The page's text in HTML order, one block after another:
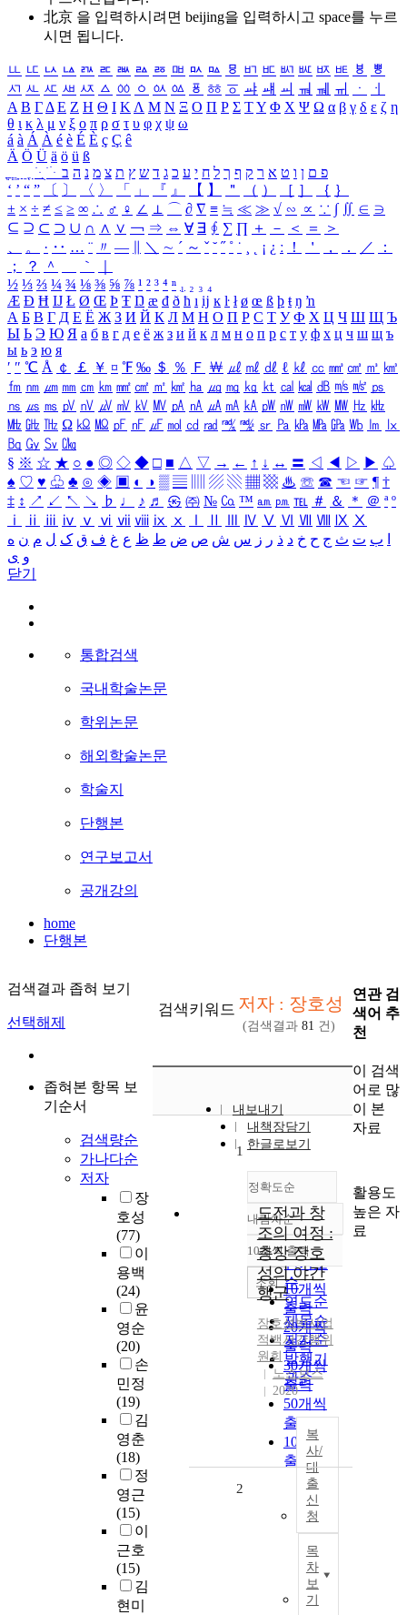
北京 을 입력하시려면 beijing을 입력하시고 space를 누르
시면 됩니다.
ㅥ ㅦ ㅧ ㅨ ㅩ ㅪ ㅫ ㅬ ㅭ ㅮ ㅯ ㅰ ㅱ ㅲ ㅳ ㅴ ㅵ ㅶ ㅷ ㅸ
ㅹ
ㅺ ㅻ ㅼ ㅽ ㅾ ㅿ ㆀ ㆁ ㆂ ㆃ ㆄ ㆅ ㆆ ㆇ ㆈ ㆉ ㆊ ㆋ ㆌ ㆍ
ㆎ
Α Β ΓΔ Ε Ζ Η Θ Ι ΚΛ Μ Ν Ξ Ο Π Ρ Σ ΤΥ Φ Χ Ψ Ω α β γ δ ε ζ η
θ ι κ λ μ ν ξ ο π ρ σ τ υ φ χ ψ ω
á à Á À é è É È ç Ç ê
Ä Ö Ü ä ö ü ß
ִֶֹ ֻּ ׁׂ פ ם ן ו ט א ר ק ף ך ל ח י ע כ ג ד ש ץ ת צ מ נ ה ב
‘ ’ “ ” 〔 〕 〈 〉 「 」 『 』 【 】 ＂ （ ） ［ ］ ｛ ｝
± × ÷ ≠ ≤ ≥ ∞ ∴ ♂ ♀ ∠ ⊥ ⌒ ∂ ∇ ≡ ≒ ≪ ≫ √ ∽ ∝ ∵ ∫ ∬ ∈ ∋
⊆ ⊇ ⊂ ⊃ ∪ ∩ ∧ ∨ ￢ ⇒ ⇔ ∀ ∃ ∮ ∑ ∏ ＋ － ＜ ＝
＞
、
。 · ‥ … ¨ 〃 ― ＼ ∼ ´ ～ ˇ ˘ ˝ ˚ ˙ ¸ ¡ ¿ ː ！ ＇ ， ． ／
：
；
？ ＾ ｀
½ ⅓ ⅔ ¼ ¾ ⅛ ⅜ ⅝ ⅞ ¹ ² ³ ⁴ ⁿ ₁ ₂ ₃ ₄
Æ Ð Ħ Ĳ Ł Ø Œ Þ Ŧ Ŋ æ đ ð ħ ı ĳ ĸ ŀ ł ø œ ß þ ŧ ŋ ŉ
А Б В Г Д Е Ё Ж З И Й К Л М Н О П Р С Т У Ф Х Ц Ч Ш Щ Ъ
Ы Ь Э Ю Я а б в г д е ё ж з и й к л м н о п р с т у ф х ц ч ш щ ъ
ы ь э ю я
′ ″ ℃ Å ￠ ￡ ￥ ¤ ℉ ‰ ＄ ％ Ｆ ￦ ㎕ ㎖ ㎗ ℓ ㎘ ㏄ ㎣ ㎤ ㎥ ㎦
㎙ ㎚ ㎛ ㎜ ㎝ ㎞ ㎟ ㎠ ㎡ ㎢ ㏊ ㎍ ㎎ ㎏ ㏏ ㎈ ㎉ ㏈ ㎧ ㎨ ㎰
㎱ ㎲ ㎳ ㎴ ㎵ ㎶ ㎷ ㎸ ㎹ ㎀ ㎁ ㎂ ㎃ ㎄ ㎺ ㎻ ㎽ ㎾ ㎿ ㎐ ㎑
㎒ ㎓ ㎔ Ω ㏀ ㏁ ㎊ ㎋ ㎌ ㏖ ㏅ ㎭ ㎮ ㎯ ㏛ ㎩ ㎪ ㎫ ㎬ ㏝ ㏐
㏓
㏃ ㏉ ㏜ ㏆
§ ※ ☆ ★ ○ ● ◎ ◇ ◆ □ ■ △ ▽ → ← ↑ ↓ ↔ 〓 ◁ ◀ ▷ ▶ ♤
♠ ♡ ♥ ♧ ♣ ⊙ ◈ ▣ ◐ ◑ ▒ ▤ ▨ ▧ ▦ ▩ ♨ ☏ ☎ ☜ ☞ ¶ †
‡ ↕ ↗ ↙ ↖ ↘ ♭ ♩ ♪ ♬ ㉿ ㈜ № ㏇ ™ ㏂ ㏘ ℡ ＃ ＆ ＊ ＠ ª º
ⅰ
ⅱ ⅲ ⅳ ⅴ ⅵ ⅶ ⅷ ⅸ ⅹ Ⅳ Ⅴ Ⅵ Ⅶ Ⅷ Ⅸ Ⅹ
ب ت ث ج ح خ د ذ ر ز س ش ص ض ط ظ ع غ ف ق ک ل م ن ه
و ی
닫기
통합검색
국내학술논문
학위논문
해외학술논문
학술지
단행본
연구보고서
공개강의
home
단행본
검색결과 좁혀 보기
선택해제
좁혀본 항목 보
기순서
검색량순
가나다순
저자
장
호성
(77)
이
용백
(24)
윤
영순
(20)
손
민정
(19)
김
영춘
(18)
정
영근
(15)
이
근호
(15)
김
현미
검색키워드 저자 : 장호성
(검색결과 81 건)
내보내기
내책장담기
한글로보기
정확도순
정확도
순
인기도
순
연도순
제목순
저자순
발행기
관순
내림차순
내림차순
10개씩 출력
10개씩
출력
20개씩
출력
30개씩
출력
50개씩
출력
100개씩
출력
조회
1
도전과 창
조의 여정 :
총장 장호
성의 야간
행군
장호성박사업
적백서간행위
원회
노스보스
2020
복
사/
대
출
신
청
목
차
보
기
2
연관 검
색어 추
천
이 검색
어로 많
이 본
자료
활용도
높은 자
료